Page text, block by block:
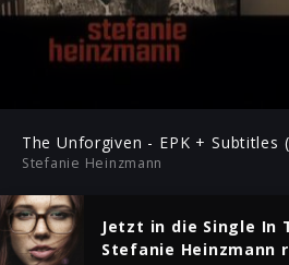
Play
The Unforgiven - EPK + Subtitles
Stefanie Heinzmann
Jetzt in die Single In
Stefanie Heinzmann